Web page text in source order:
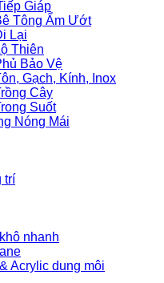
Giáp
Tông Ẩm Ướt
Lại
Thiên
Bảo Vệ
Gạch, Kính, Inox
Cây
Suốt
Nóng Mái
trí
nhanh
Acrylic dung môi